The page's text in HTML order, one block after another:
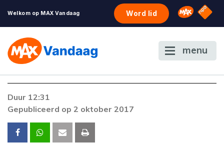
Welkom op MAX Vandaag Word lid Omroep
NPO
menu
De gewenste stream is op dit moment niet
voordoen, neem dan contact op met onze
klantenservice.
Duur 12:31
Gepubliceerd op 2 oktober 2017